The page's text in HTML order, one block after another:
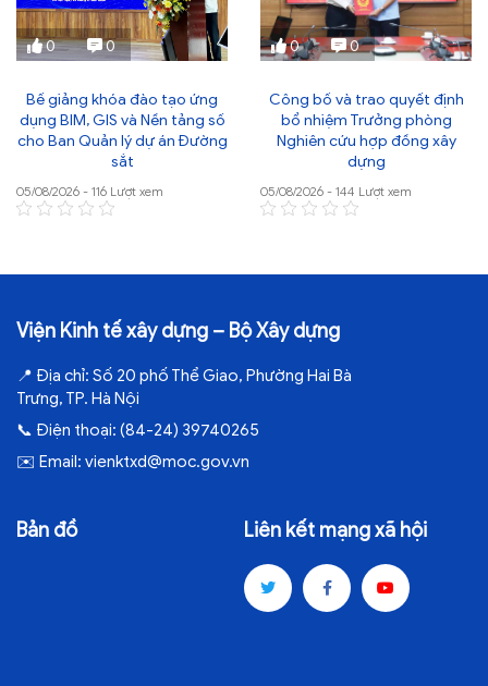
0 0
Bế giảng khóa đào tạo ứng
dụng BIM, GIS và Nền tảng số
cho Ban Quản lý dự án Đường
sắt
05/08/2026 - 116 Lượt xem
0 0
Công bố và trao quyết định
bổ nhiệm Trưởng phòng
Nghiên cứu hợp đồng xây
dựng
05/08/2026 - 144 Lượt xem
Viện Kinh tế xây dựng – Bộ Xây dựng
📍 Địa chỉ: Số 20 phố Thể Giao, Phường Hai Bà
Trưng, TP. Hà Nội
📞 Điện thoại: (84-24) 39740265
✉️ Email: vienktxd@moc.gov.vn
Bản đồ Liên kết mạng xã hội